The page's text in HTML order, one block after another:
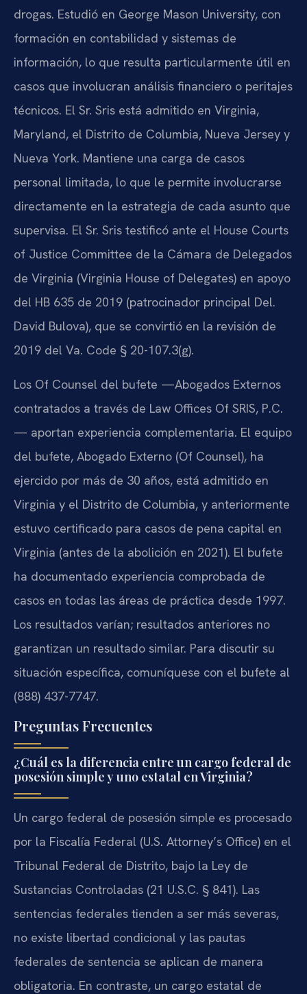
drogas. Estudió en George Mason University, con
formación en contabilidad y sistemas de
información, lo que resulta particularmente útil en
casos que involucran análisis financiero o peritajes
técnicos. El Sr. Sris está admitido en Virginia,
Maryland, el Distrito de Columbia, Nueva Jersey y
Nueva York. Mantiene una carga de casos
personal limitada, lo que le permite involucrarse
directamente en la estrategia de cada asunto que
supervisa. El Sr. Sris testificó ante el House Courts
of Justice Committee de la Cámara de Delegados
de Virginia (Virginia House of Delegates) en apoyo
del HB 635 de 2019 (patrocinador principal Del.
David Bulova), que se convirtió en la revisión de
2019 del Va. Code § 20-107.3(g).
Los Of Counsel del bufete —Abogados Externos
contratados a través de Law Offices Of SRIS, P.C.
— aportan experiencia complementaria. El equipo
del bufete, Abogado Externo (Of Counsel), ha
ejercido por más de 30 años, está admitido en
Virginia y el Distrito de Columbia, y anteriormente
estuvo certificado para casos de pena capital en
Virginia (antes de la abolición en 2021). El bufete
ha documentado experiencia comprobada de
casos en todas las áreas de práctica desde 1997.
Los resultados varían; resultados anteriores no
garantizan un resultado similar. Para discutir su
situación específica, comuníquese con el bufete al
(888) 437-7747.
Preguntas Frecuentes
¿Cuál es la diferencia entre un cargo federal de
posesión simple y uno estatal en Virginia?
Un cargo federal de posesión simple es procesado
por la Fiscalía Federal (U.S. Attorney’s Office) en el
Tribunal Federal de Distrito, bajo la Ley de
Sustancias Controladas (21 U.S.C. § 841). Las
sentencias federales tienden a ser más severas,
no existe libertad condicional y las pautas
federales de sentencia se aplican de manera
obligatoria. En contraste, un cargo estatal de